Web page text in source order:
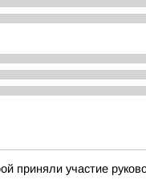
приняли участие